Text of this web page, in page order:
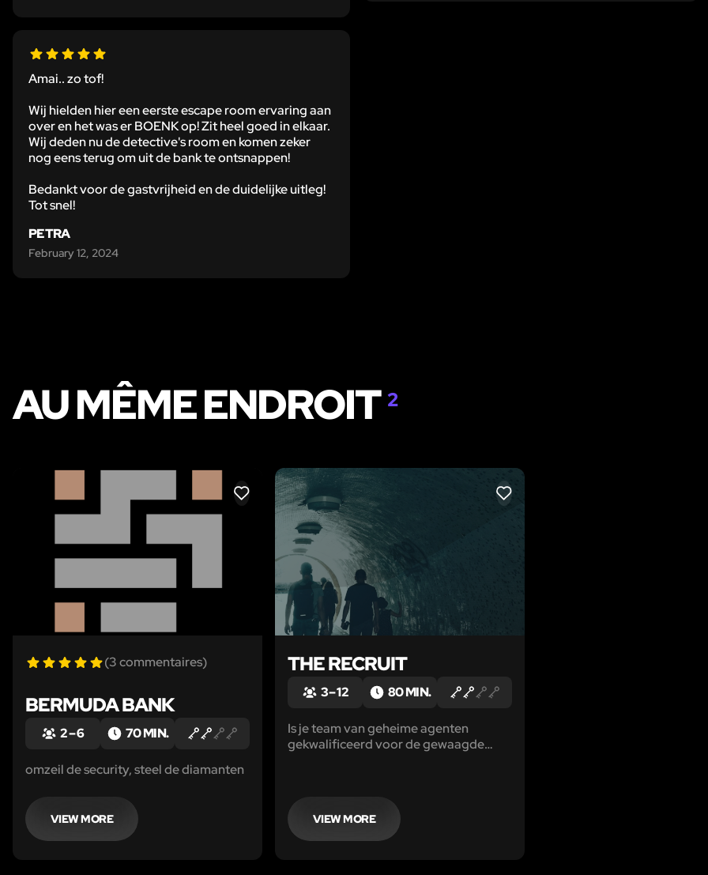
Amai.. zo tof!
Wij hielden hier een eerste escape room ervaring aan
over en het was er BOENK op! Zit heel goed in elkaar.
Wij deden nu de detective's room en komen zeker
nog eens terug om uit de bank te ontsnappen!
Bedankt voor de gastvrijheid en de duidelijke uitleg!
Tot snel!
PETRA
February 12, 2024
AU MÊME ENDROIT 2
LIKE
(3 commentaires)
BERMUDA BANK
2 – 6 70 MIN.
omzeil de security, steel de diamanten
VIEW MORE
LIKE
THE RECRUIT
3 – 12 80 MIN.
Is je team van geheime agenten
gekwalificeerd voor de gewaagde
VIEW MORE